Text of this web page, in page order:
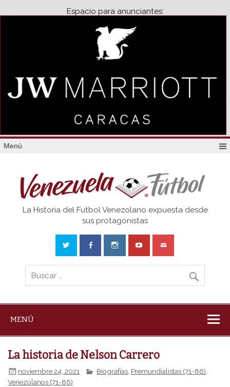
Espacio para anunciantes:
Menú
Venezuela
La Historia del Futbol Venezolano expuesta desde
sus protagonistas
MENÚ
La historia de Nelson Carrero
noviembre 24, 2021 Biografías Premundialistas (71-86)
Venezolanos (71-86)